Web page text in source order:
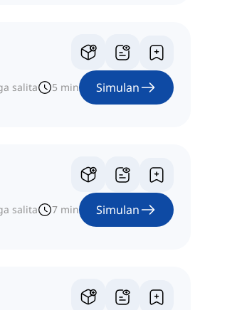
salita 5 min Simulan
salita 7 min Simulan